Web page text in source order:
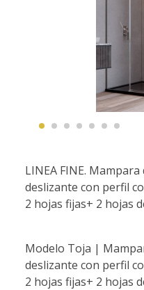
LINEA FINE.
deslizante con perfil
2 hojas fijas+ 2 hojas
Modelo Toja |
deslizante con perfil
2 hojas fijas+ 2 hojas